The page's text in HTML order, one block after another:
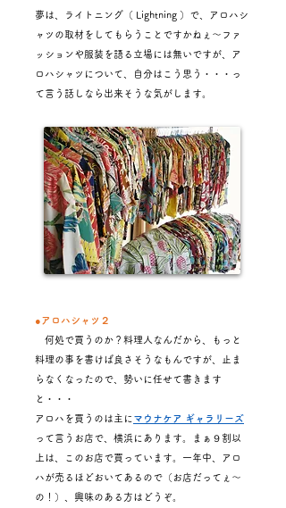
夢は、ライトニング（ Lightning ）で、アロハシ
ャツの取材をしてもらうことですかねぇ～ファ
ッションや服装を語る立場には無いですが、ア
ロハシャツについて、自分はこう思う・・・っ
て言う話しなら出来そうな気がします。
●アロハシャツ２
何処で買うのか？料理人なんだから、もっと
料理の事を書けば良さそうなもんですが、止ま
らなくなったので、勢いに任せて書きます
と・・・
アロハを買うのは主に マウナケア ギャラリーズ
って言うお店で、横浜にあります。まぁ９割以
上は、このお店で買っています。一年中、アロ
ハが売るほどおいてあるので（お店だってぇ～
の！）、興味のある方はどうぞ。